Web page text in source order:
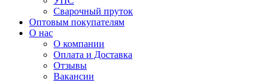
Сварочный пруток
Оптовым покупателям
О нас
О компании
Оплата и Доставка
Отзывы
Вакансии